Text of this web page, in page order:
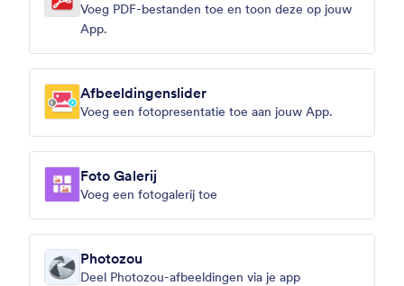
Voeg PDF-bestanden toe en toon deze op jouw
App.
Afbeeldingenslider
Voeg een fotopresentatie toe aan jouw App.
Foto Galerij
Voeg een fotogalerij toe
Photozou
Deel Photozou-afbeeldingen via je app